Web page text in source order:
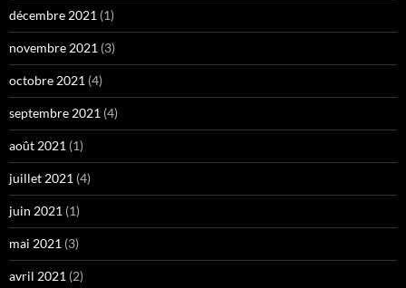
décembre 2021 (1)
novembre 2021 (3)
octobre 2021 (4)
septembre 2021 (4)
août 2021 (1)
juillet 2021 (4)
juin 2021 (1)
mai 2021 (3)
avril 2021 (2)